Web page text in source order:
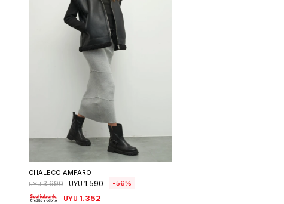
Seleccionar talle
CHALECO AMPARO
UYU 3.690 UYU 1.590 56
UYU 1.352